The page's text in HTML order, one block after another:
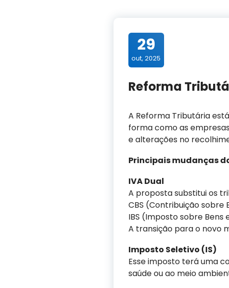
29
out, 2025
Reforma
A Reforma Tributária
forma como as
e alterações no
Principais mudanças
IVA Dual
A proposta substitui os
CBS (Contribuição sobre
IBS (Imposto sobre
A transição para o novo
Imposto Seletivo (IS)
Esse imposto terá uma
saúde ou ao meio